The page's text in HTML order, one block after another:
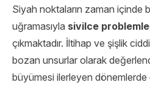
Siyah noktaların zaman içinde
uğramasıyla sivilce
çıkmaktadır. İltihap ve şişlik
bozan unsurlar olarak
büyümesi ilerleyen dönemlerde